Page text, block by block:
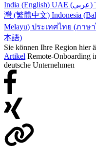
India (English)
UAE (عربي)
灣 (繁體中文) Indonesia
Melayu) ประเทศไทย (ภาษ
本語)
Sie können Ihre Region hier
Artikel Remote-Onboarding
deutsche Unternehmen